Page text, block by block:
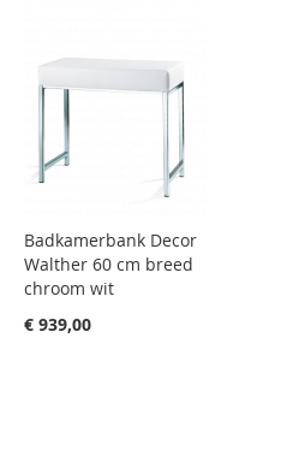
Badkamerbank Decor
Walther 60 cm breed
chroom wit
€ 939,00